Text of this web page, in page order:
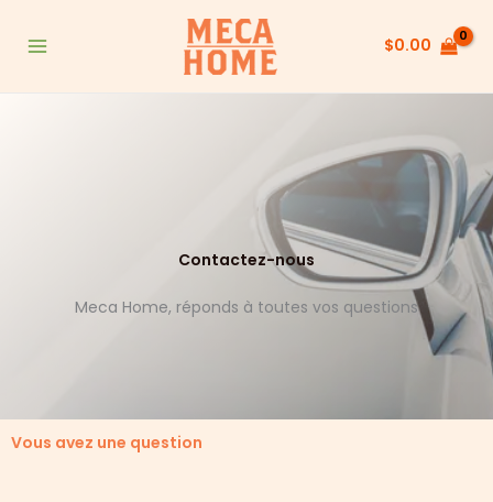
$0.00
Contactez-nous
Meca Home, réponds à toutes vos questions
Vous avez une question